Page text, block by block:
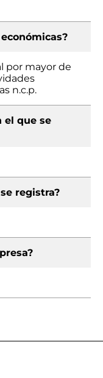
por mayor de
n.c.p.
el que se
registra?